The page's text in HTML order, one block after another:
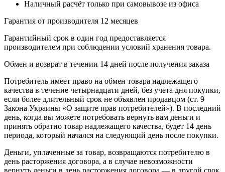
Наличный расчёт только при самовывозе из офиса
Гарантия от производителя 12 месяцев
Гарантийный срок в один год предоставляется
производителем при соблюдении условий хранения товара.
Обмен и возврат в течении 14 дней после получения заказа
Потребитель имеет право на обмен товара надлежащего
качества в течение четырнадцати дней, без учета дня покупки,
если более длительный срок не объявлен продавцом (ст. 9
Закона Украины «О защите прав потребителей»). В последний
день, когда вы можете потребовать вернуть вам деньги и
принять обратно товар надлежащего качества, будет 14 день
периода, который начался на следующий день после покупки.
Деньги, уплаченные за товар, возвращаются потребителю в
день расторжения договора, а в случае невозможности
вернуть деньги в день расторжения договора — в другой срок